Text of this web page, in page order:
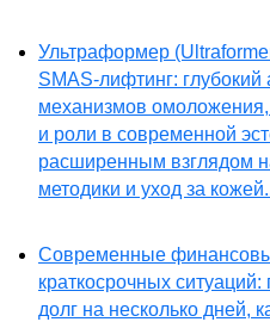
Ультраформер
SMAS-лифтинг: глубокий
механизмов омоложения,
и роли в современной
расширенным взглядом
методики и уход за
Современные
краткосрочных ситуаций:
долг на несколько дней,